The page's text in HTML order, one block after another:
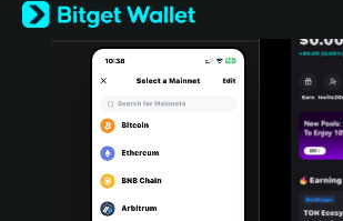
Türkçe
Italiano
Português (Portugal)
Bahasa Indonesia